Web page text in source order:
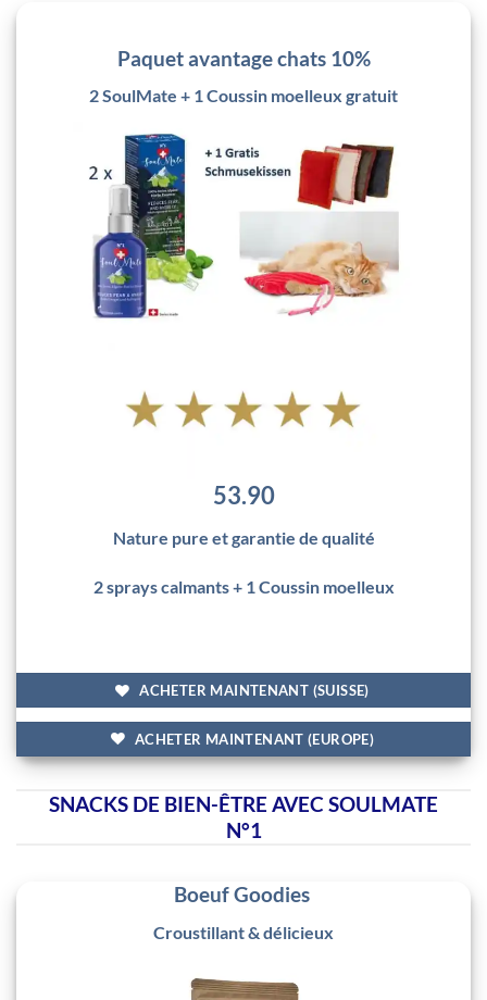
Paquet avantage chats 10%
2 SoulMate + 1 Coussin moelleux gratuit
53.90
Nature pure et garantie de qualité
2 sprays calmants + 1 Coussin moelleux
ACHETER MAINTENANT (SUISSE)
ACHETER MAINTENANT (EUROPE)
SNACKS DE BIEN-ÊTRE AVEC SOULMATE
N°1
Boeuf Goodies
Croustillant & délicieux